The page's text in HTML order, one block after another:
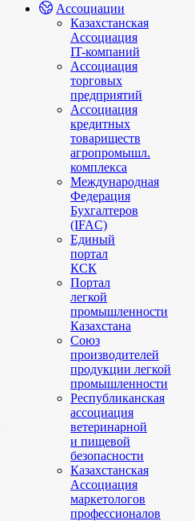
Ассоциации
Казахстанская
Ассоциация
IT-компаний
Ассоциация
торговых
предприятий
Ассоциация
кредитных
товариществ
агропромышл.
комплекса
Международная
Федерация
Бухгалтеров
(IFAC)
Единый
портал
КСК
Портал
легкой
промышленности
Казахстана
Союз
производителей
продукции легкой
промышленности
Республиканская
ассоциация
ветеринарной
и пищевой
безопасности
Казахстанская
Ассоциация
маркетологов
профессионалов